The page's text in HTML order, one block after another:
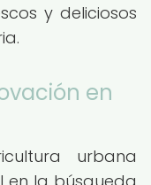
y deliciosos
en
urbana